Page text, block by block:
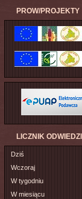
PROW/PROJEKTY
LICZNIK
Dziś
Wczoraj
W tygodniu
W miesiącu